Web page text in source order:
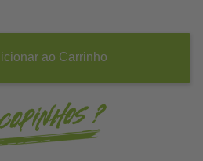
ao Carrinho